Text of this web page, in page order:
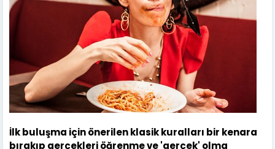
İlk buluşma için önerilen klasik kuralları bir kenara
bırakıp gerçekleri öğrenme ve 'gerçek' olma